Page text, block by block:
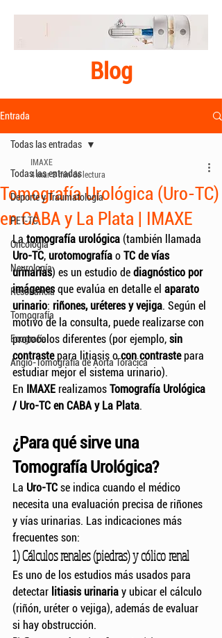
Blog
Entrada
Todas las entradas
Deporte y Traumatología
PET-TC
Oncología
Neurología
Resonancia
Tomografía
Ecografía
Angio-Tomografía de Aorta Torácica
Todas las entradas
Tomografía Urológica (Uro-TC)
en CABA y La Plata | IMAXE
IMAXE
4 mar 3 min de lectura
La tomografía urológica (también llamada
Uro-TC, urotomografía o TC de vías
urinarias) es un estudio de diagnóstico por
imágenes que evalúa en detalle el aparato
urinario: riñones, uréteres y vejiga. Según el
motivo de la consulta, puede realizarse con
protocolos diferentes (por ejemplo, sin
contraste para litiasis o con contraste para
estudiar mejor el sistema urinario).
En IMAXE realizamos Tomografía Urológica
/ Uro-TC en CABA y La Plata.
¿Para qué sirve una
Tomografía Urológica?
La Uro-TC se indica cuando el médico
necesita una evaluación precisa de riñones
y vías urinarias. Las indicaciones más
frecuentes son:
1) Cálculos renales (piedras) y cólico renal
Es uno de los estudios más usados para
detectar litiasis urinaria y ubicar el cálculo
(riñón, uréter o vejiga), además de evaluar
si hay obstrucción.